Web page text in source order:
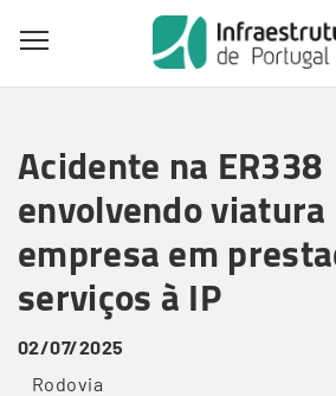
main
content
Toggle main menu visibility
Acidente na ER338
envolvendo
empresa em
serviços à IP
02/07/2025
Rodovia